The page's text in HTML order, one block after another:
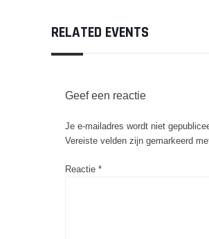
RELATED EVENTS
Geef een reactie
Je e-mailadres wordt niet
Vereiste velden zijn gemarkeerd
Reactie *